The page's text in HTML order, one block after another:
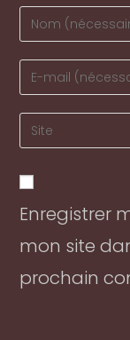
Enter
your
name
to
comment
Enter
your
email
address
comment
Enter
your
URL
(optional)
Enregistrer
mon site
prochain